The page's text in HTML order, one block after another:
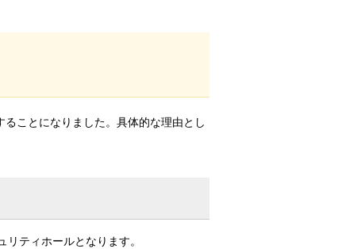
ことになりました。具体的な理由とし
ティホールとなります。